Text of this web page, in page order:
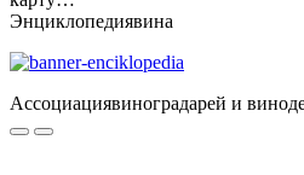
Энциклопедиявина
Ассоциациявиноградарей и